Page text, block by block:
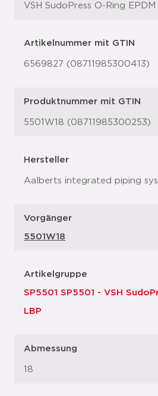
VSH SudoPress O-Ring EPDM
Artikelnummer mit GTIN
6569827 (08711985300413)
Produktnummer mit GTIN
5501W18 (08711985300253)
Hersteller
Aalberts integrated piping
Vorgänger
5501W18
Artikelgruppe
SP5501 SP5501 - VSH
LBP
Abmessung
18